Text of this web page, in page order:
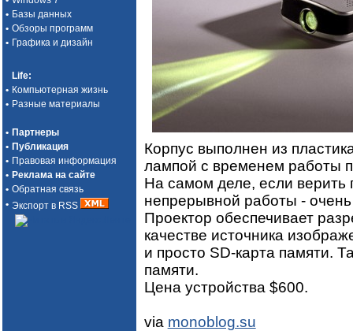
• Базы данных
• Обзоры программ
• Графика и дизайн
Life:
• Компьютерная жизнь
• Разные материалы
• Партнеры
• Публикация
• Правовая информация
• Реклама на сайте
• Обратная связь
• Экспорт в RSS
Корпус выполнен из
лампой с временем работы
На самом деле, если верить
непрерывной работы -
Проектор обеспечивает
качестве источника
и просто SD-карта памяти.
памяти.
Цена устройства $600.
via monoblog.su